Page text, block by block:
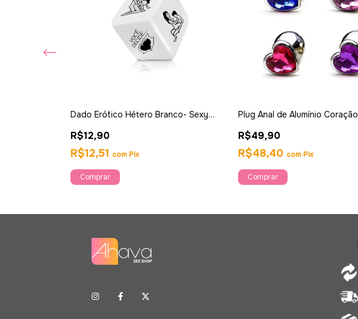
Dado Erótico Hétero Branco- Sexy
R$12,90
R$12,51 com Pix
Plug Anal de Alumínio Coração
R$49,90
R$48,40 com Pix
Comprar